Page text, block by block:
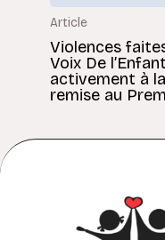
Article
Violences
Voix De
activement à
remise au